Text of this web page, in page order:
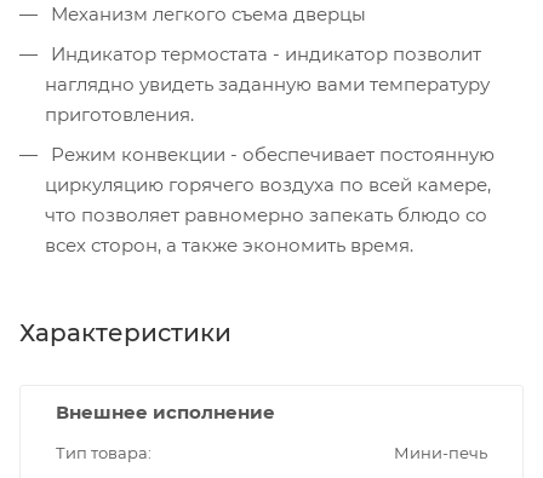
Механизм легкого съема дверцы
Индикатор термостата - индикатор позволит
наглядно увидеть заданную вами температуру
приготовления.
Режим конвекции - обеспечивает постоянную
циркуляцию горячего воздуха по всей камере,
что позволяет равномерно запекать блюдо со
всех сторон, а также экономить время.
Характеристики
Внешнее исполнение
Тип товара
Мини-печь